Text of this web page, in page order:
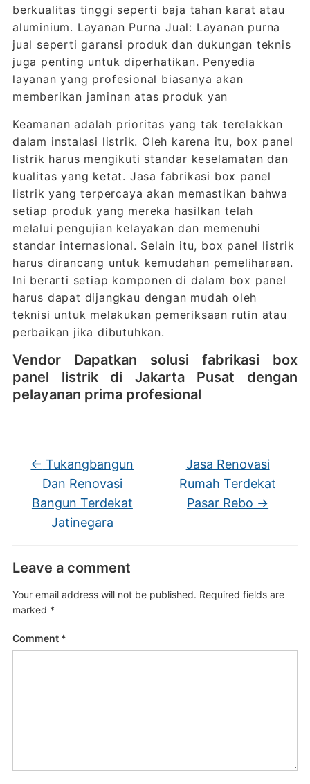
berkualitas tinggi seperti baja tahan karat atau
aluminium. Layanan Purna Jual: Layanan purna
jual seperti garansi produk dan dukungan teknis
juga penting untuk diperhatikan. Penyedia
layanan yang profesional biasanya akan
memberikan jaminan atas produk yan
Keamanan adalah prioritas yang tak terelakkan
dalam instalasi listrik. Oleh karena itu, box panel
listrik harus mengikuti standar keselamatan dan
kualitas yang ketat. Jasa fabrikasi box panel
listrik yang terpercaya akan memastikan bahwa
setiap produk yang mereka hasilkan telah
melalui pengujian kelayakan dan memenuhi
standar internasional. Selain itu, box panel listrik
harus dirancang untuk kemudahan pemeliharaan.
Ini berarti setiap komponen di dalam box panel
harus dapat dijangkau dengan mudah oleh
teknisi untuk melakukan pemeriksaan rutin atau
perbaikan jika dibutuhkan.
Vendor Dapatkan solusi fabrikasi box
panel listrik di Jakarta Pusat dengan
pelayanan prima profesional
← Tukangbangun
Dan Renovasi
Bangun Terdekat
Jatinegara
Jasa Renovasi
Rumah Terdekat
Pasar Rebo →
Leave a comment
Your email address will not be published. Required fields are
marked *
Comment *